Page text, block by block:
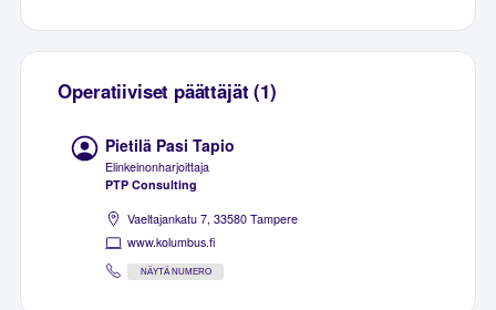
Operatiiviset päättäjät (1)
Pietilä Pasi Tapio
Elinkeinonharjoittaja
PTP Consulting
Vaeltajankatu 7, 33580 Tampere
www.kolumbus.fi
NÄYTÄ NUMERO